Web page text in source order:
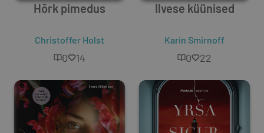
Hõrk pimedus
Christoffer Holst
0 14
Ilvese küünised
Karin Smirnoff
0 22